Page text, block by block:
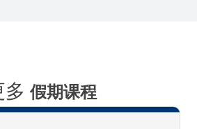
多 假期课程